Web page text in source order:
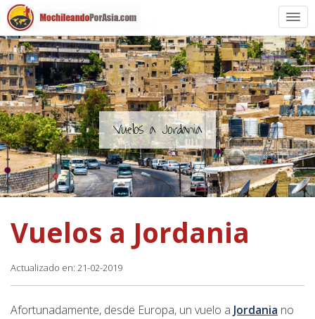
Preparación
Países de Asia
Rutas de mochileros
Vuelos a Asia
Blogs
Guías
Vuelos a Jordania
Vuelos a Jordania
Actualizado en: 21-02-2019
Afortunadamente, desde Europa, un vuelo a Jordania no